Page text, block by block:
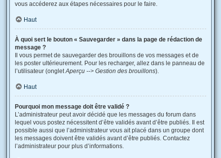
vous accéderez aux étapes nécessaires pour le faire.
Haut
À quoi sert le bouton « Sauvegarder » dans la page de rédaction de
message ?
Il vous permet de sauvegarder des brouillons de vos messages et de
les poster ultérieurement. Pour les recharger, allez dans le panneau de
l’utilisateur (ongletAperçu --> Gestion des brouillons).
Haut
Pourquoi mon message doit être validé ?
L’administrateur peut avoir décidé que les messages du forum dans
lequel vous postez nécessitent d’être validés avant d’être publiés. Il est
possible aussi que l’administrateur vous ait placé dans un groupe dont
les messages doivent être validés avant d’être publiés. Contactez
l’administrateur pour plus d’informations.